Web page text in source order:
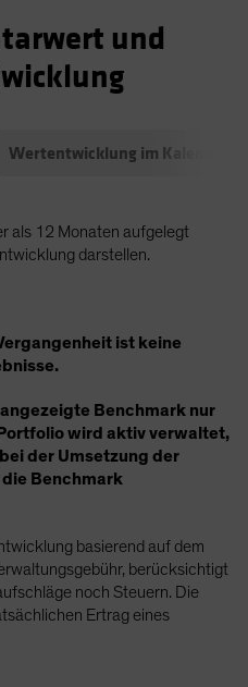
und
Wertentwicklung im
als 12 Monaten aufgelegt
darstellen.
ist keine
Benchmark nur
wird aktiv verwaltet,
der Umsetzung der
Benchmark
basierend auf dem
berücksichtigt
noch Steuern. Die
Ertrag eines